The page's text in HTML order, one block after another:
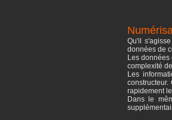
Qu'il
données de
Les
complexité
Les
rapidement
Dans le